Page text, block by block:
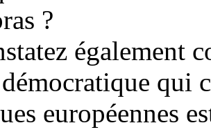
?
également
qui
européennes